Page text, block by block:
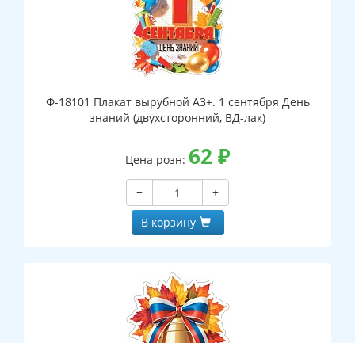
Ф-18101 Плакат вырубной А3+. 1 сентября День
знаний (двухсторонний, ВД-лак)
Цена розн: 62 ₽
−
+
В корзину